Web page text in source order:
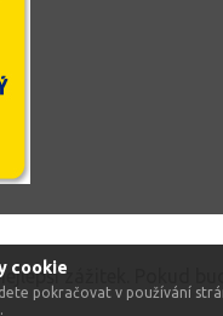
cookie
pokračovat v používání
zážitek. Pokud